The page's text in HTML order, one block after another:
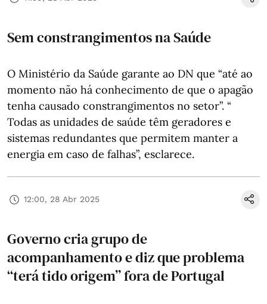
Sem constrangimentos na Saúde
O Ministério da Saúde garante ao DN que “até ao
momento não há conhecimento de que o apagão
tenha causado constrangimentos no setor”. “
Todas as unidades de saúde têm geradores e
sistemas redundantes que permitem manter a
energia em caso de falhas”, esclarece.
12:00, 28 Abr 2025
Governo cria grupo de
acompanhamento e diz que problema
“terá tido origem” fora de Portugal